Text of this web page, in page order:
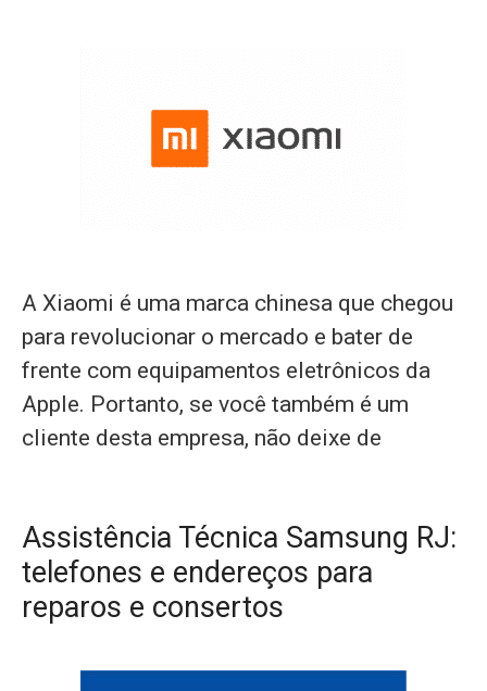
A Xiaomi é uma marca chinesa que chegou
para revolucionar o mercado e bater de
frente com equipamentos eletrônicos da
Apple. Portanto, se você também é um
cliente desta empresa, não deixe de
Assistência Técnica Samsung RJ:
telefones e endereços para
reparos e consertos